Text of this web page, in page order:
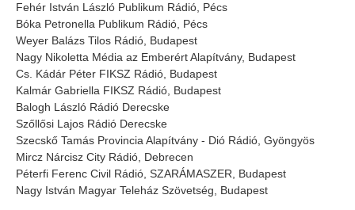
Fehér István László Publikum Rádió, Pécs
Bóka Petronella Publikum Rádió, Pécs
Weyer Balázs Tilos Rádió, Budapest
Nagy Nikoletta Média az Emberért Alapítvány, Budapest
Cs. Kádár Péter FIKSZ Rádió, Budapest
Kalmár Gabriella FIKSZ Rádió, Budapest
Balogh László Rádió Derecske
Szőllősi Lajos Rádió Derecske
Szecskő Tamás Provincia Alapítvány - Dió Rádió, Gyöngyös
Mircz Nárcisz City Rádió, Debrecen
Péterfi Ferenc Civil Rádió, SZARÁMASZER, Budapest
Nagy István Magyar Teleház Szövetség, Budapest